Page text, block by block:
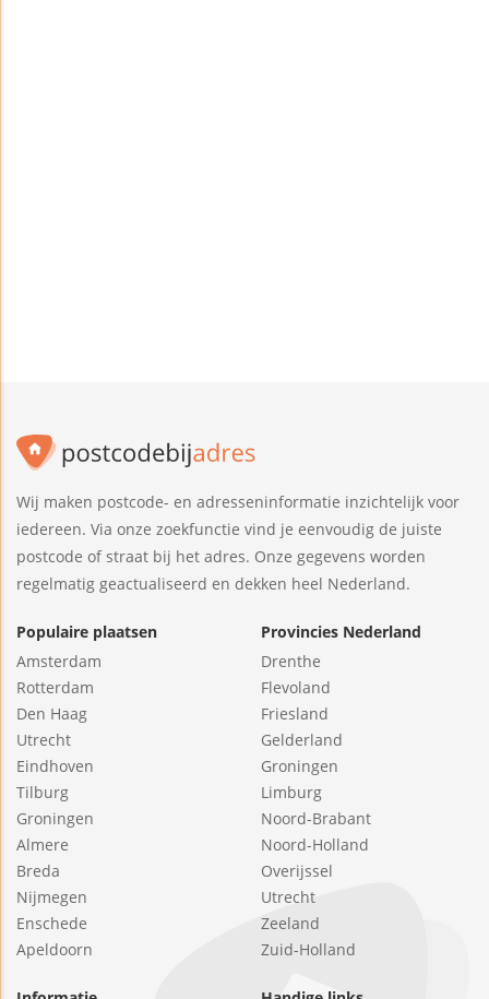
Wij maken postcode- en adresseninformatie inzichtelijk voor
iedereen. Via onze zoekfunctie vind je eenvoudig de juiste
postcode of straat bij het adres. Onze gegevens worden
regelmatig geactualiseerd en dekken heel Nederland.
Populaire plaatsen
Amsterdam
Rotterdam
Den Haag
Utrecht
Eindhoven
Tilburg
Groningen
Almere
Breda
Nijmegen
Enschede
Apeldoorn
Provincies Nederland
Drenthe
Flevoland
Friesland
Gelderland
Groningen
Limburg
Noord-Brabant
Noord-Holland
Overijssel
Utrecht
Zeeland
Zuid-Holland